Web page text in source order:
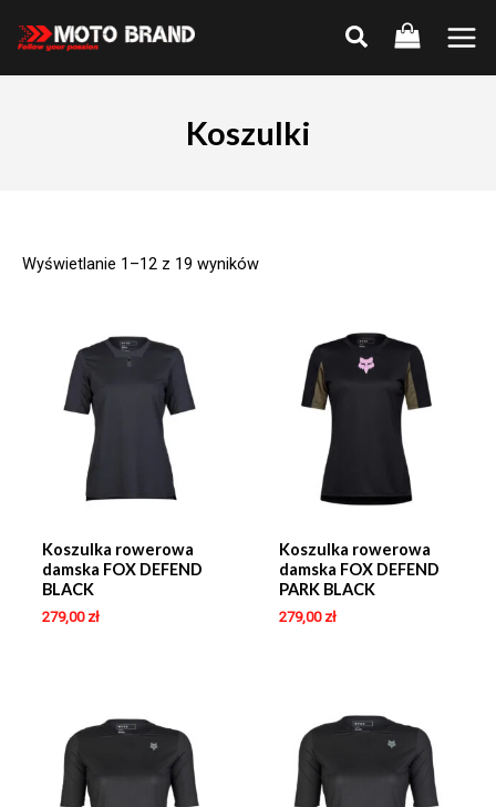
Main
Koszulki
Wyświetlanie 1–12 z 19 wyników
Koszulka rowerowa
damska FOX DEFEND
BLACK
279,00 zł
Koszulka rowerowa
damska FOX DEFEND
PARK BLACK
279,00 zł